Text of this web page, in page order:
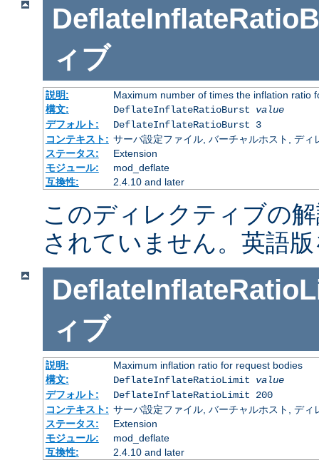
ィブ
説明:
Maximum number of times the inflation ratio
構文:
DeflateInflateRatioBurst value
デフォルト:
DeflateInflateRatioBurst 3
コンテキスト: サーバ設定ファイル, バーチャルホスト, ディ
ステータス:
Extension
モジュール:
mod_deflate
互換性:
2.4.10 and later
このディレクティブの
されていません。英語
ィブ
説明:
Maximum inflation ratio for request bodies
構文:
DeflateInflateRatioLimit value
デフォルト:
DeflateInflateRatioLimit 200
コンテキスト: サーバ設定ファイル, バーチャルホスト, ディ
ステータス:
Extension
モジュール:
mod_deflate
互換性:
2.4.10 and later